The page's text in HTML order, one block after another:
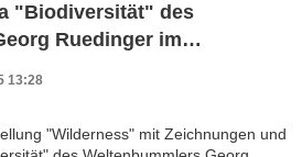
"Biodiversität" des
Ruedinger im
13:28